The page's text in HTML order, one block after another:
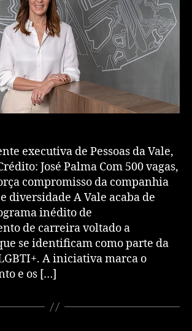
executiva de Pessoas da Vale,
José Palma Com 500 vagas,
compromisso da companhia
diversidade A Vale acaba de
inédito de
de carreira voltado a
se identificam como parte da
A iniciativa marca o
e os […]